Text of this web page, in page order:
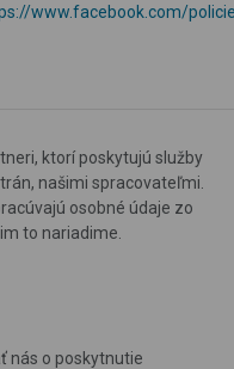
www.facebook.com/
ktorí poskytujú služby
našimi spracovateľmi.
osobné údaje zo
to nariadime.
nás o poskytnutie